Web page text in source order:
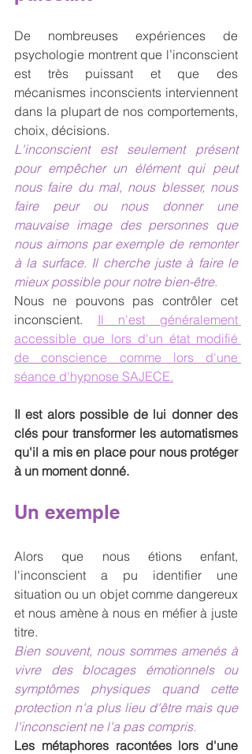
De nombreuses expériences de
psychologie montrent que l’inconscient
est très puissant et que des
mécanismes inconscients interviennent
dans la plupart de nos comportements,
choix, décisions.
L'inconscient est seulement présent
pour empêcher un élément qui peut
nous faire du mal, nous blesser, nous
faire peur ou nous donner une
mauvaise image des personnes que
nous aimons par exemple de remonter
à la surface. Il cherche juste à faire le
mieux possible pour notre bien-être.
Nous ne pouvons pas contrôler cet
inconscient. Il n'est généralement
accessible que lors d'un état modifié
de conscience comme lors d'une
séance d'hypnose SAJECE.
Il est alors possible de lui donner des
clés pour transformer les automatismes
qu'il a mis en place pour nous protéger
à un moment donné.
Un exemple
Alors que nous étions enfant,
l'inconscient a pu identifier une
situation ou un objet comme dangereux
et nous amène à nous en méfier à juste
titre.
Bien souvent, nous sommes amenés à
vivre des blocages émotionnels ou
symptômes physiques quand cette
protection n'a plus lieu d'être mais que
l'inconscient ne l'a pas compris.
Les métaphores racontées lors d'une